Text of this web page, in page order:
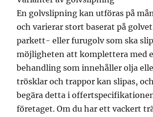
En golvslipning kan utföras på
och varierar stort baserat på
parkett- eller furugolv som ska
möjligheten att komplettera med
behandling som innehåller olja
trösklar och trappor kan slipas,
begära detta i
företaget. Om du har ett vackert